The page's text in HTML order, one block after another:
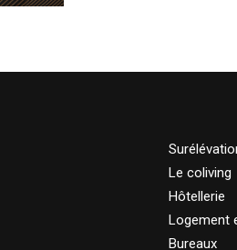
Le coliving
Hôtellerie
Logement
Bureaux